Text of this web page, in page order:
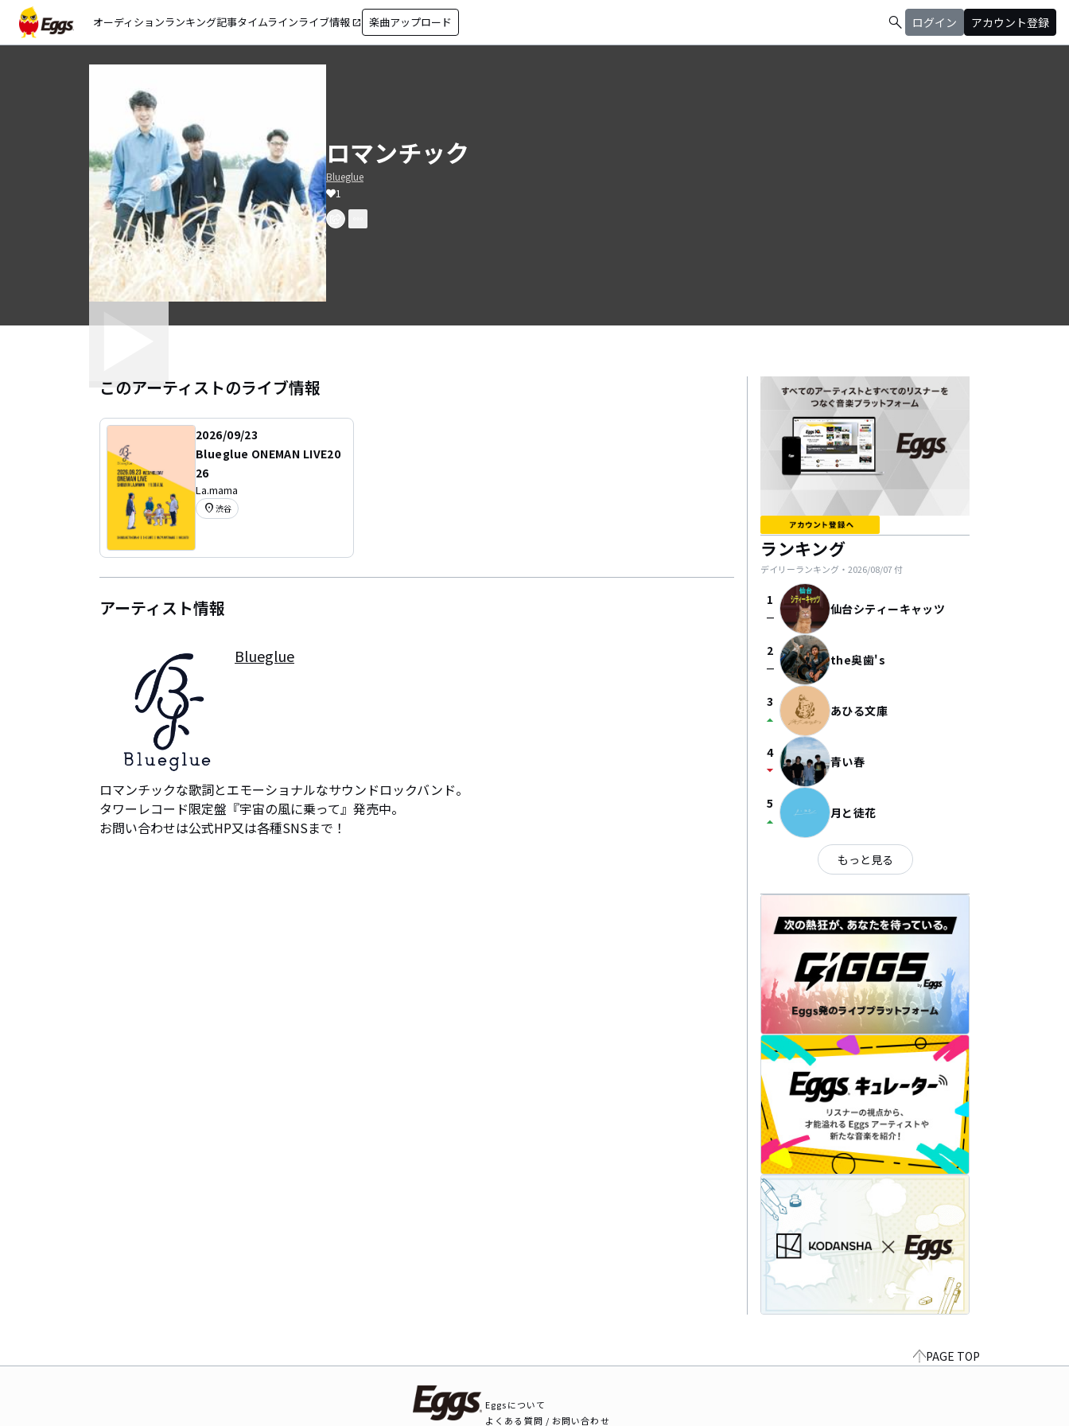
オーディションランキング記事タイムラインライブ情報 open_in_new 楽曲アップロード search ログイン アカウント登録
ロマンチック
Blueglue
1
このアーティストのライブ情報
2026/09/23
Blueglue ONEMAN LIVE20
26
La.mama
location_on 渋谷
アーティスト情報
Blueglue
ロマンチックな歌詞とエモーショナルなサウンドロックバンド。
タワーレコード限定盤『宇宙の風に乗って』発売中。
お問い合わせは公式HP又は各種SNSまで！
ランキング
デイリーランキング・ 2026/08/07付
1
check_indeterminate_small 仙台シティーキャッツ
2
check_indeterminate_small the奥歯's
3
arrow_drop_up あひる文庫
4
arrow_drop_down 青い春
5
arrow_drop_up 月と徒花
もっと見る
PAGE TOP
Eggsについて
よくある質問 / お問い合わせ